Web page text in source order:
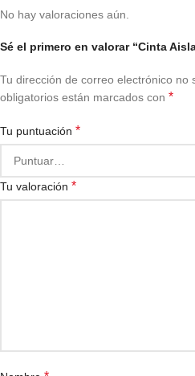
No hay valoraciones aún.
Sé el primero en valorar “Cinta
Tu dirección de correo electrónico no
obligatorios están marcados con *
Tu puntuación *
Tu valoración *